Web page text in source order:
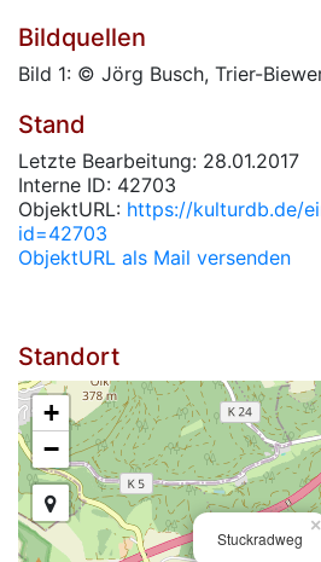
Bildquellen
Bild 1: © Jörg Busch, Trier-
Stand
Letzte Bearbeitung: 28.01.2017
Interne ID: 42703
ObjektURL: https://kulturdb.de/
id=42703
ObjektURL als Mail versenden
Standort
Stuckradweg
×
+
−